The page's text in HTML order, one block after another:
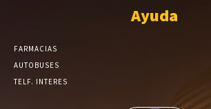
Ayuda
FARMACIAS
AUTOBUSES
TELF. INTERES